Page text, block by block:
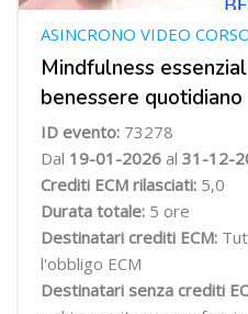
Mindfulness
benessere quotidiano
ASINCRONO VIDEO
ID evento: 73278
Dal 19-01-2026 al 31-12-
Crediti ECM rilasciati: 5,0
Durata totale: 5 ore
Destinatari crediti ECM:
l'obbligo ECM
Destinatari senza crediti